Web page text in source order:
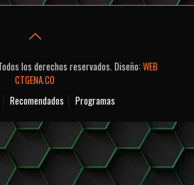
los derechos reservados. Diseño: WEB
CTGENA.CO
Recomendados Programas